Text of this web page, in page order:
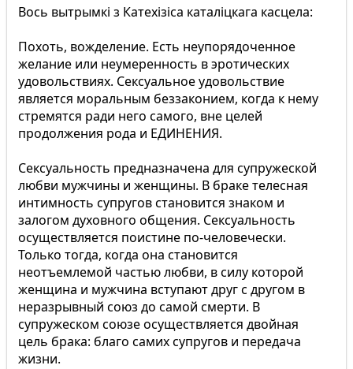
Вось вытрымкі з Катехізіса каталіцкага касцела:
Похоть, вожделение. Есть неупорядоченное
желание или неумеренность в эротических
удовольствиях. Сексуальное удовольствие
является моральным беззаконием, когда к нему
стремятся ради него самого, вне целей
продолжения рода и ЕДИНЕНИЯ.
Сексуальность предназначена для супружеской
любви мужчины и женщины. В браке телесная
интимность супругов становится знаком и
залогом духовного общения. Сексуальность
осуществляется поистине по-человечески.
Только тогда, когда она становится
неотъемлемой частью любви, в силу которой
женщина и мужчина вступают друг с другом в
неразрывный союз до самой смерти. В
супружеском союзе осуществляется двойная
цель брака: благо самих супругов и передача
жизни.